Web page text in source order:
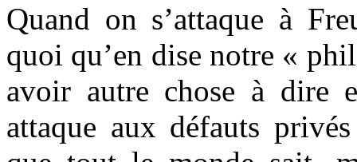
Quand on s’attaque à
quoi qu’en dise notre «
avoir autre chose à dire
attaque aux défauts